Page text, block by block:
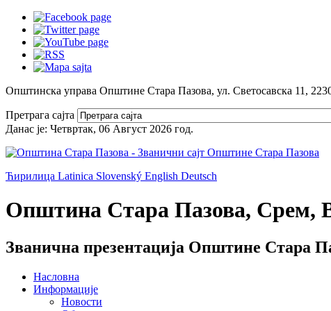
Општинска управа Општине Стара Пазова, ул. Светосавска 11,
Претрага сајта
Данас је: Четвртак, 06 Август 2026 год.
Ћирилица Latinica Slovenský English Deutsch
Општина Стара Пазова, Срем,
Званична презентација Општине Стара
Насловна
Информације
Новости